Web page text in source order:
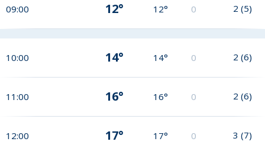
09:00 12° 12° 0 2 (5)
10:00 14° 14° 0 2 (6)
11:00 16° 16° 0 2 (6)
12:00 17° 17° 0 3 (7)